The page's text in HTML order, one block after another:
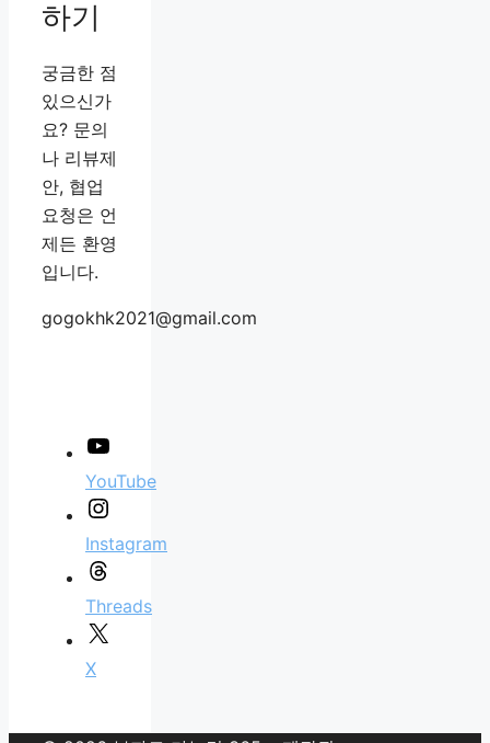
하기
궁금한 점
있으신가
요? 문의
나 리뷰제
안, 협업
요청은 언
제든 환영
입니다.
gogokhk2021@gmail.com
YouTube
Instagram
Threads
X